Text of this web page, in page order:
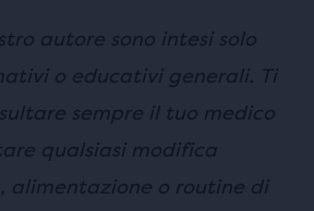
autore sono intesi solo
o educativi generali. Ti
sempre il tuo medico
qualsiasi modifica
alimentazione o routine di